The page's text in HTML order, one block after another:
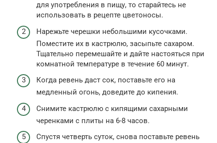
для употребления в пищу, то старайтесь не
использовать в рецепте цветоносы.
Нарежьте черешки небольшими кусочками.
Поместите их в кастрюлю, засыпьте сахаром.
Тщательно перемешайте и дайте настояться при
комнатной температуре в течение 60 минут.
Когда ревень даст сок, поставьте его на
медленный огонь, доведите до кипения.
Снимите кастрюлю с кипящими сахарными
черенками с плиты на 6-8 часов.
Спустя четверть суток, снова поставьте ревень